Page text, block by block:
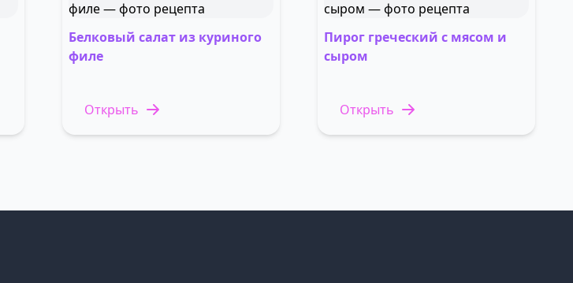
Белковый салат из куриного
филе
Открыть
Пирог греческий с мясом и
сыром
Открыть